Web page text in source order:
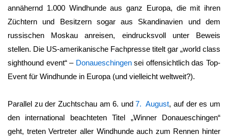
annähernd 1.000 Windhunde aus ganz Europa, die mit ihren
Züchtern und Besitzern sogar aus Skandinavien und dem
russischen Moskau anreisen, eindrucksvoll unter Beweis
stellen. Die US-amerikanische Fachpresse titelt gar „world class
sighthound event“ – Donaueschingensei offensichtlich das Top-
Event für Windhunde in Europa (und vielleicht weltweit?).
Parallel zu der Zuchtschau am 6. und7. August, auf der es um
den international beachteten Titel „Winner Donaueschingen“
geht, treten Vertreter aller Windhunde auch zum Rennen hinter